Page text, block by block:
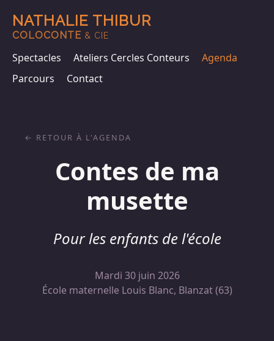
NATHALIE THIBUR
COLOCONTE & CIE
Spectacles Ateliers Cercles Conteurs
Agenda
Parcours
Contact
Contes de ma
musette
Pour les enfants de l'école
Mardi 30 juin 2026
École maternelle Louis Blanc, Blanzat (63)
RETOUR À L'AGENDA